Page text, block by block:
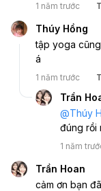
1 năm trước
Thúy Hồng
tập yoga
á
1 năm trước
Trần
@Thúy
đúng rồi
1 năm
Trần Hoan
cảm ơn bạn